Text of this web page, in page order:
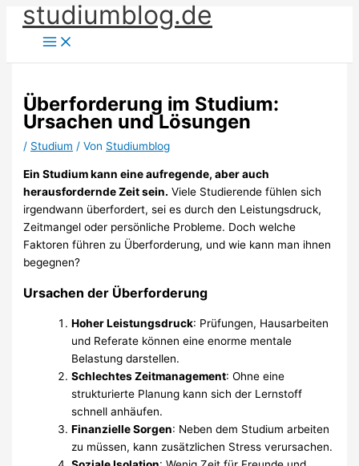
Zum
Inhalt
springen
studiumblog.de
Überforderung im Studium:
Ursachen und Lösungen
/ Studium / Von Studiumblog
Ein Studium kann eine aufregende, aber auch
herausfordernde Zeit sein. Viele Studierende fühlen sich
irgendwann überfordert, sei es durch den Leistungsdruck,
Zeitmangel oder persönliche Probleme. Doch welche
Faktoren führen zu Überforderung, und wie kann man ihnen
begegnen?
Ursachen der Überforderung
Hoher Leistungsdruck: Prüfungen, Hausarbeiten
und Referate können eine enorme mentale
Belastung darstellen.
Schlechtes Zeitmanagement: Ohne eine
strukturierte Planung kann sich der Lernstoff
schnell anhäufen.
Finanzielle Sorgen: Neben dem Studium arbeiten
zu müssen, kann zusätzlichen Stress verursachen.